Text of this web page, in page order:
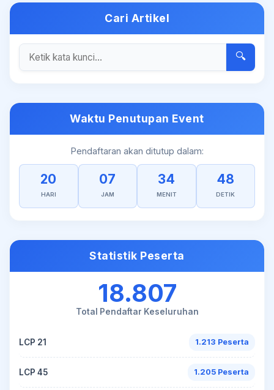
Cari Artikel
🔍
Waktu Penutupan Event
Pendaftaran akan ditutup dalam:
20
HARI
07
JAM
34
MENIT
48
DETIK
Statistik Peserta
18.807
Total Pendaftar Keseluruhan
LCP 21 1.213 Peserta
LCP 45 1.205 Peserta